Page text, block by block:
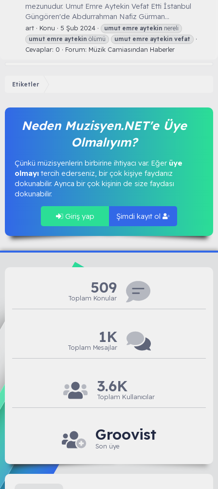
mezunudur. Umut Emre Aytekin Vefat Etti İstanbul
Güngören'de Abdurrahman Nafiz Gürman...
art Konu 5 Şub 2024 umut emre aytekin nereli
umut emre aytekin ölümü umut emre aytekin vefat
Cevaplar: 0 Forum: Müzik Camiasından Haberler
Etiketler
Neden Muzisyen.NET'e Üye
Olmalıyım?
Çünkü müzisyenlerin birbirine ihtiyacı var. Eğer üye
olmayı tercih ederseniz, bir çok kişiye faydanız
dokunabilir. Ayrıca bir çok kişinin de size faydası
dokunabilir.
Giriş yap Şimdi kayıt ol
509
Toplam Konular
1K
Toplam Mesajlar
3.6K
Toplam Kullanıcılar
Groovist
Son üye